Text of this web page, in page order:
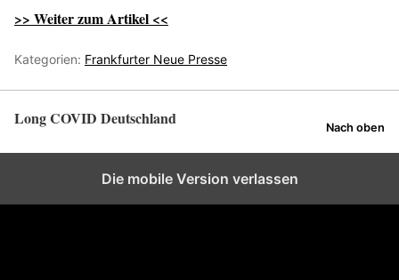
>> Weiter zum Artikel <<
Kategorien: Frankfurter Neue Presse
Long COVID Deutschland Nach oben
Die mobile Version verlassen